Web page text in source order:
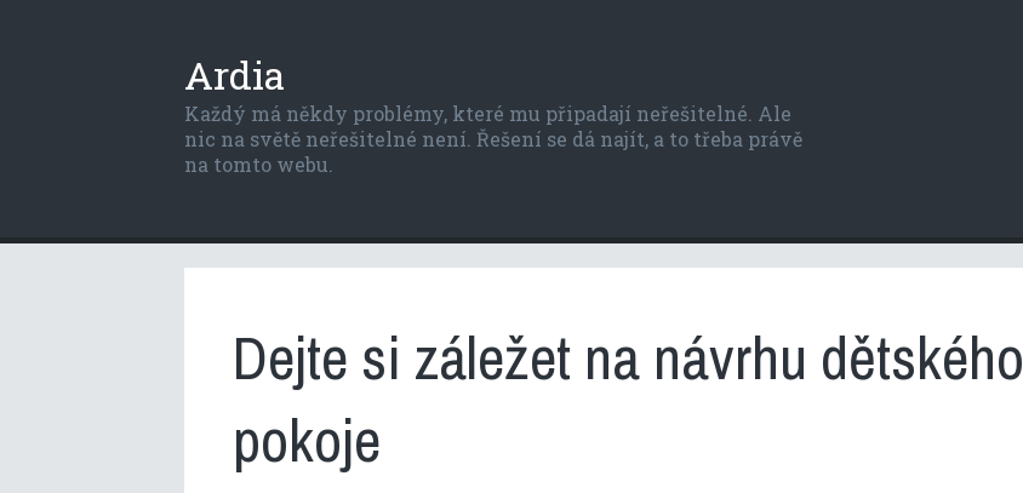
Ardia
Každý má někdy problémy, které mu připadají neřešitelné. Ale
nic na světě neřešitelné není. Řešení se dá najít, a to třeba právě
na tomto webu.
Dejte si záležet na návrhu dětského
pokoje